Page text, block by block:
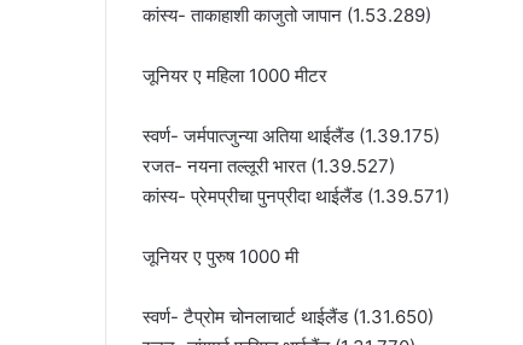
कांस्य- ताकाहाशी काजुतो जापान (1.53.289)
जूनियर ए महिला 1000 मीटर
स्वर्ण- जर्मपात्जुन्या अतिया थाईलैंड (1.39.175)
रजत- नयना तल्लूरी भारत (1.39.527)
कांस्य- प्रेमप्रीचा पुनप्रीदा थाईलैंड (1.39.571)
जूनियर ए पुरुष 1000 मी
स्वर्ण- टैप्रोम चोनलाचार्ट थाईलैंड (1.31.650)